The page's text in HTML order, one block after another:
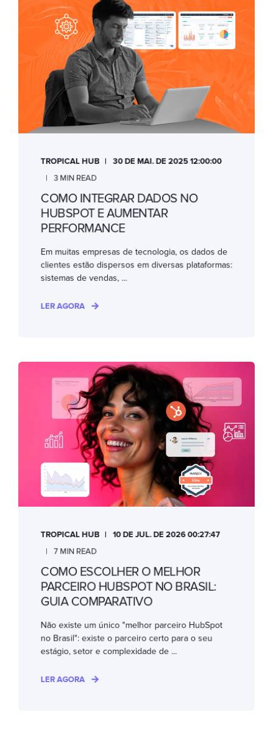
TROPICAL HUB
30 DE MAI. DE 2025 12:00:00
3 MIN READ
COMO INTEGRAR DADOS NO
HUBSPOT E AUMENTAR
PERFORMANCE
Em muitas empresas de tecnologia, os dados de
clientes estão dispersos em diversas plataformas:
sistemas de vendas, ...
LER AGORA
TROPICAL HUB
10 DE JUL. DE 2026 00:27:47
7 MIN READ
COMO ESCOLHER O MELHOR
PARCEIRO HUBSPOT NO BRASIL:
GUIA COMPARATIVO
Não existe um único "melhor parceiro HubSpot
no Brasil": existe o parceiro certo para o seu
estágio, setor e complexidade de ...
LER AGORA